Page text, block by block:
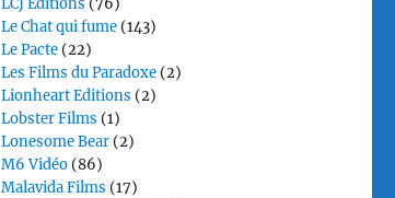
LCJ Editions (76)
Le Chat qui fume (143)
Le Pacte (22)
Les Films du Paradoxe (2)
Lionheart Editions (2)
Lobster Films (1)
Lonesome Bear (2)
M6 Vidéo (86)
Malavida Films (17)